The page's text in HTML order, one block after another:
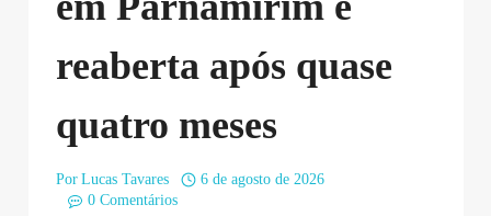
reaberta após quase
quatro meses
Por Lucas Tavares
6 de agosto de 2026
0 Comentários